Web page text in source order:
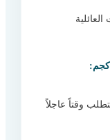
وقتاً عاجلاً